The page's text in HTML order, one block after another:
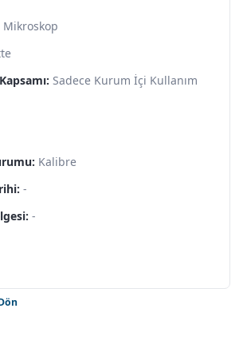
Sadece Kurum İçi Kullanım
Kalibre
-
-